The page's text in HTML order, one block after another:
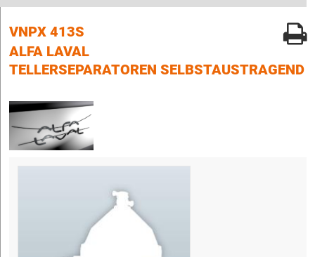
VNPX 413S
ALFA LAVAL
TELLERSEPARATOREN SELBSTAUSTRAGEND